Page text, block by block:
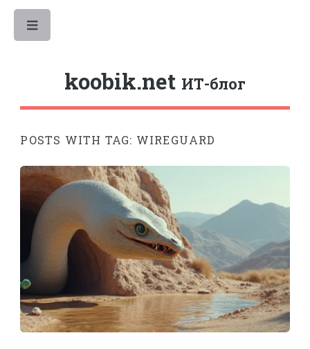
koobik.net ИТ-блог
POSTS WITH TAG: WIREGUARD